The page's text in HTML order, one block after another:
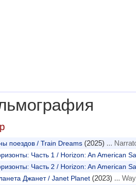
поездов / Train Dreams(2025) ...
Часть 1 / Horizon: An American
Часть 2 / Horizon: An American
Джанет / Janet Planet(2023) ...